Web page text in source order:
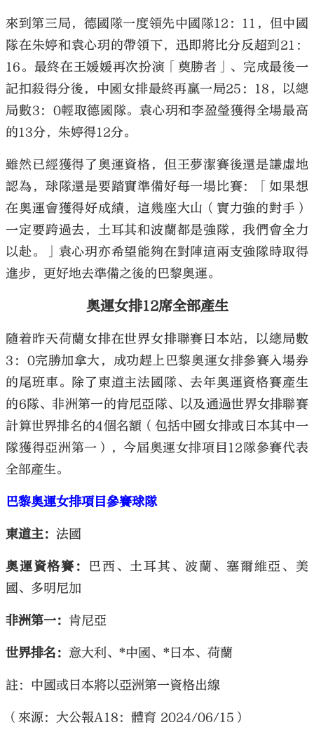
來到第三局，德國隊一度領先中國隊12：11，但中國
隊在朱婷和袁心玥的帶領下，迅即將比分反超到21：
16。最終在王媛媛再次扮演「奠勝者」、完成最後一
記扣殺得分後，中國女排最終再贏一局25：18，以總
局數3：0輕取德國隊。袁心玥和李盈瑩獲得全場最高
的13分，朱婷得12分。
雖然已經獲得了奧運資格，但王夢潔賽後還是謙虛地
認為，球隊還是要踏實準備好每一場比賽：「如果想
在奧運會獲得好成績，這幾座大山（實力強的對手）
一定要跨過去，土耳其和波蘭都是強隊，我們會全力
以赴。」袁心玥亦希望能夠在對陣這兩支強隊時取得
進步，更好地去準備之後的巴黎奧運。
奧運女排12席全部產生
隨着昨天荷蘭女排在世界女排聯賽日本站，以總局數
3：0完勝加拿大，成功趕上巴黎奧運女排參賽入場券
的尾班車。除了東道主法國隊、去年奧運資格賽產生
的6隊、非洲第一的肯尼亞隊、以及通過世界女排聯賽
計算世界排名的4個名額（包括中國女排或日本其中一
隊獲得亞洲第一），今屆奧運女排項目12隊參賽代表
全部產生。
巴黎奧運女排項目參賽球隊
東道主：法國
奧運資格賽： 巴西、土耳其、波蘭、塞爾維亞、美
國、多明尼加
非洲第一： 肯尼亞
世界排名：意大利、*中國、*日本、荷蘭
註：中國或日本將以亞洲第一資格出線
（來源：大公報A18：體育 2024/06/15）